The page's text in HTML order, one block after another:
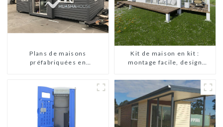
Plans de maisons
préfabriquées en
maisons en kit
préfabriquées
Kit de maison en kit :
montage facile, design
internationale